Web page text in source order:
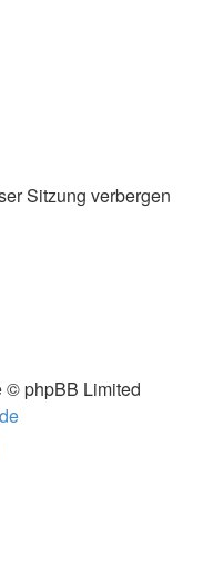
Sitzung verbergen
© phpBB Limited